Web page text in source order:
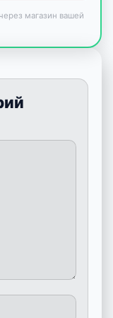
магазин вашей